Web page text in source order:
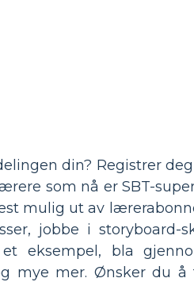
din? Registrer
som nå er SBT-
mulig ut av
jobbe i storyboard-
eksempel, bla
mye mer. Ønsker du å